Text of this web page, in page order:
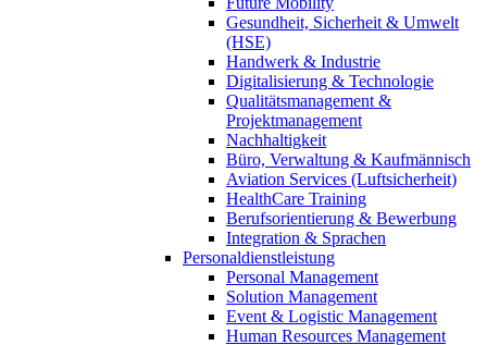
Gesundheit, Sicherheit & Umwelt
(HSE)
Handwerk & Industrie
Digitalisierung & Technologie
Qualitätsmanagement &
Projektmanagement
Nachhaltigkeit
Büro, Verwaltung & Kaufmännisch
Aviation Services (Luftsicherheit)
HealthCare Training
Berufsorientierung & Bewerbung
Integration & Sprachen
Personaldienstleistung
Personal Management
Solution Management
Event & Logistic Management
Human Resources Management